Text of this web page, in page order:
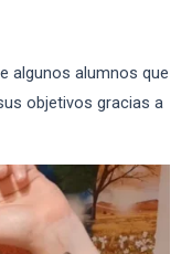
algunos alumnos que
objetivos gracias a